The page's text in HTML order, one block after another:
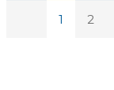
1 2